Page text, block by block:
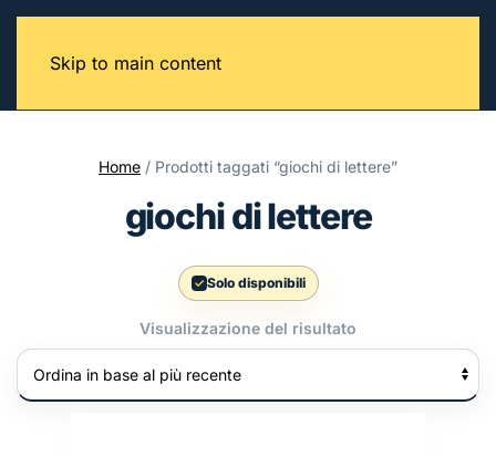
Skip to main content
Home / Prodotti taggati “giochi di lettere”
giochi di lettere
Solo disponibili
Visualizzazione del risultato